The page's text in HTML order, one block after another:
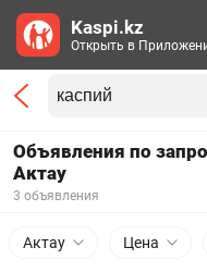
Объявления по
Актау
3 объявления
Актау Цена
Kaspi.kz
Открыть в